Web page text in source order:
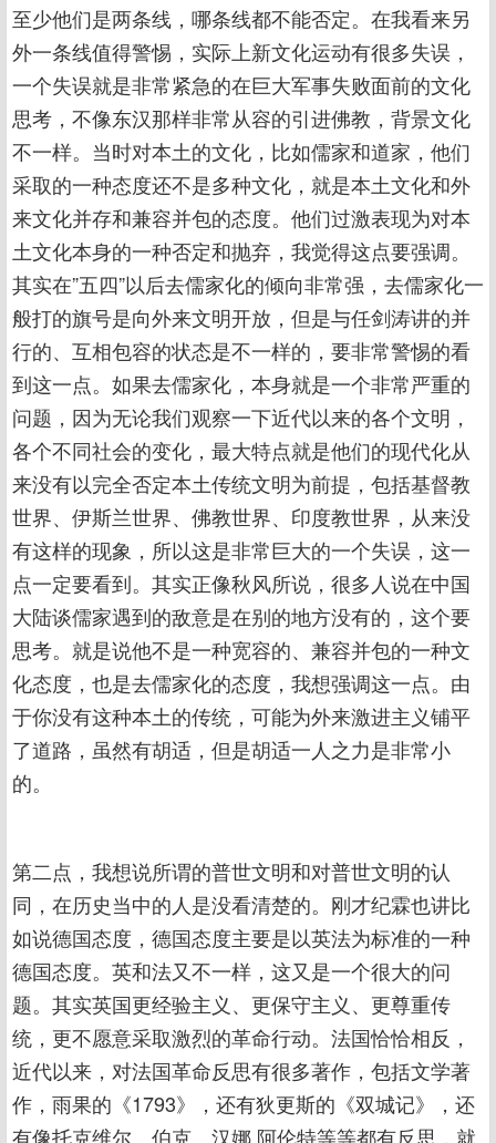
至少他们是两条线，哪条线都不能否定。在我看来另
外一条线值得警惕，实际上新文化运动有很多失误，
一个失误就是非常紧急的在巨大军事失败面前的文化
思考，不像东汉那样非常从容的引进佛教，背景文化
不一样。当时对本土的文化，比如儒家和道家，他们
采取的一种态度还不是多种文化，就是本土文化和外
来文化并存和兼容并包的态度。他们过激表现为对本
土文化本身的一种否定和抛弃，我觉得这点要强调。
其实在”五四”以后去儒家化的倾向非常强，去儒家化一
般打的旗号是向外来文明开放，但是与任剑涛讲的并
行的、互相包容的状态是不一样的，要非常警惕的看
到这一点。如果去儒家化，本身就是一个非常严重的
问题，因为无论我们观察一下近代以来的各个文明，
各个不同社会的变化，最大特点就是他们的现代化从
来没有以完全否定本土传统文明为前提，包括基督教
世界、伊斯兰世界、佛教世界、印度教世界，从来没
有这样的现象，所以这是非常巨大的一个失误，这一
点一定要看到。其实正像秋风所说，很多人说在中国
大陆谈儒家遇到的敌意是在别的地方没有的，这个要
思考。就是说他不是一种宽容的、兼容并包的一种文
化态度，也是去儒家化的态度，我想强调这一点。由
于你没有这种本土的传统，可能为外来激进主义铺平
了道路，虽然有胡适，但是胡适一人之力是非常小
的。
第二点，我想说所谓的普世文明和对普世文明的认
同，在历史当中的人是没看清楚的。刚才纪霖也讲比
如说德国态度，德国态度主要是以英法为标准的一种
德国态度。英和法又不一样，这又是一个很大的问
题。其实英国更经验主义、更保守主义、更尊重传
统，更不愿意采取激烈的革命行动。法国恰恰相反，
近代以来，对法国革命反思有很多著作，包括文学著
作，雨果的《1793》，还有狄更斯的《双城记》，还
有像托克维尔、伯克、汉娜.阿伦特等等都有反思，就